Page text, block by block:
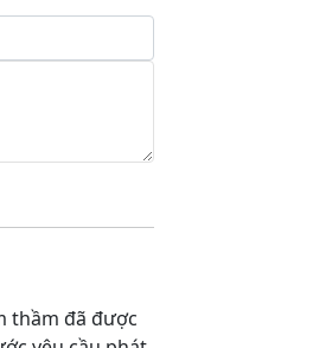
thầm đã được